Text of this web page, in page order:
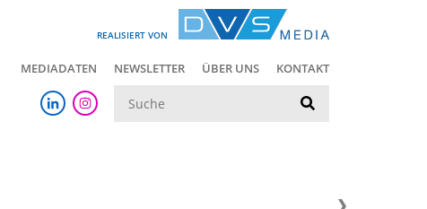
REALISIERT VON
MEDIADATEN NEWSLETTER ÜBER UNS KONTAKT